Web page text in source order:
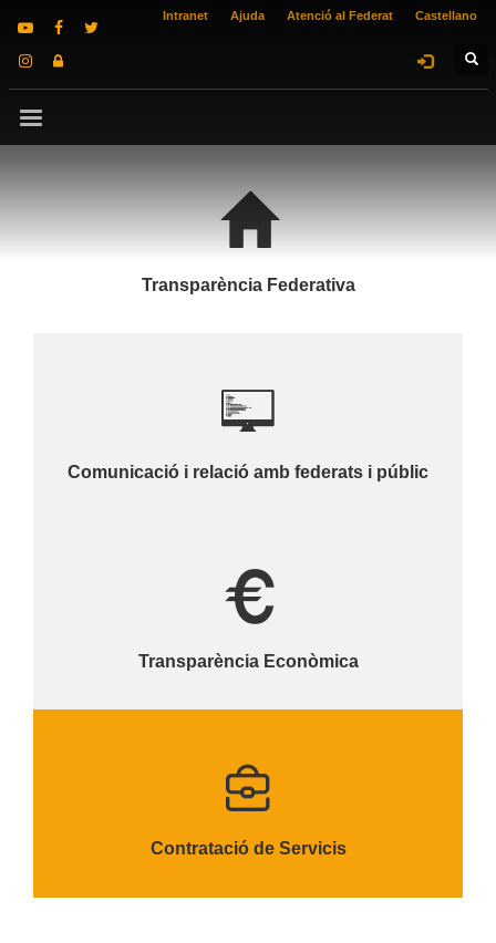
Intranet Ajuda Atenció al Federat Castellano
Transparència Federativa
Comunicació i relació amb federats i públic
Transparència Econòmica
Contratació de Servicis